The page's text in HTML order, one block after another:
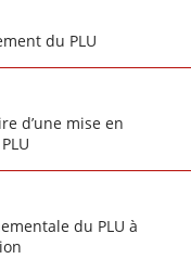
du PLU
d’une mise en
du PLU à